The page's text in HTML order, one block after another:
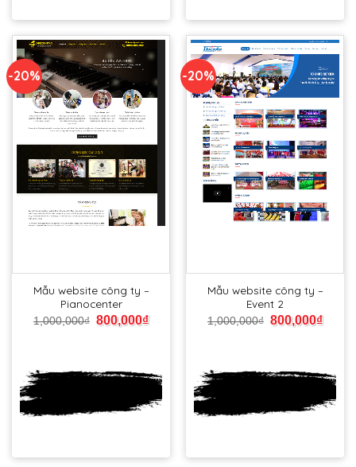
-20%
Mẫu website công ty –
Pianocenter
1,000,000₫ 800,000₫
Xem
DEMO
-20%
Mẫu website công ty –
Event 2
1,000,000₫ 800,000₫
Xem
DEMO